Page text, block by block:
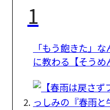
1
「もう飽きた」
に教わる【そうめ